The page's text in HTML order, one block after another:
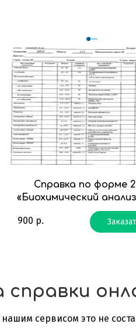
Справка по форме
«Биохимический
900 р.
справки
сервисом это не